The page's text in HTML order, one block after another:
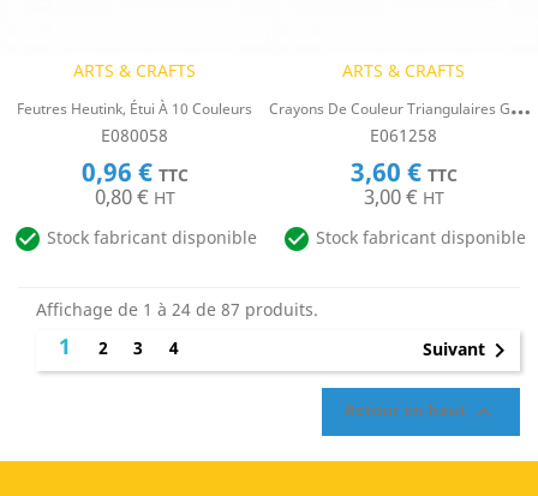
ARTS & CRAFTS
Feutres Heutink, Étui À 10 Couleurs
E080058
0,96 € TTC
0,80 € HT
 Stock fabricant disponible
ARTS & CRAFTS
C
Rayons De Couleur Triangulaires Goldline, Heutink, Étui De 12 Crayons, Vert Cla
E061258
3,60 € TTC
3,00 € HT
 Stock fabricant disponible
Affichage de 1 à 24 de 87 produits.
1 2 3 4 Suivant
Retour en haut 